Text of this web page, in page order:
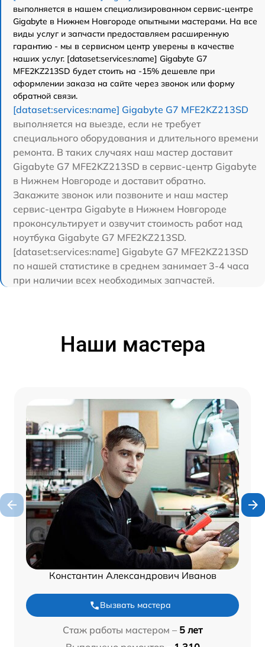
выполняется в нашем специализированном сервис-центре
Gigabyte в Нижнем Новгороде опытными мастерами. На все
виды услуг и запчасти предоставляем расширенную
гарантию - мы в сервисном центр уверены в качестве
наших услуг. [dataset:services:name] Gigabyte G7
MFE2KZ213SD будет стоить на -15% дешевле при
оформлении заказа на сайте через звонок или форму
обратной связи.
[dataset:services:name] Gigabyte G7 MFE2KZ213SD
выполняется на выезде, если не требует
специального оборудования и длительного времени
ремонта. В таких случаях наш мастер доставит
Gigabyte G7 MFE2KZ213SD в сервис-центр Gigabyte
в Нижнем Новгороде и доставит обратно.
Закажите звонок или позвоните и наш мастер
сервис-центра Gigabyte в Нижнем Новгороде
проконсультирует и озвучит стоимость работ над
ноутбука Gigabyte G7 MFE2KZ213SD.
[dataset:services:name] Gigabyte G7 MFE2KZ213SD
по нашей статистике в среднем занимает 3-4 часа
при наличии всех необходимых запчастей.
Наши мастера
Константин Александрович Иванов
Вызвать мастера
Стаж работы мастером – 5 лет